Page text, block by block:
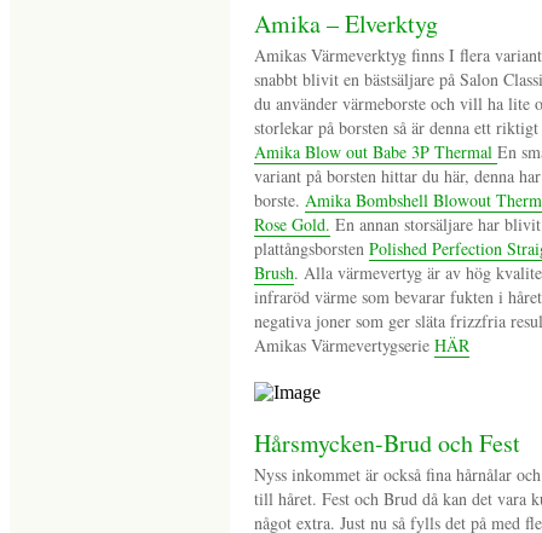
Amika – Elverktyg
Amikas Värmeverktyg finns I flera
snabbt blivit en bästsäljare på Salon
du använder värmeborste och vill ha lite
storlekar på borsten så är denna ett
Amika Blow out Babe 3P Thermal En
variant på borsten hittar du här, denna
borste. Amika Bombshell Blowout
Rose Gold. En annan storsäljare har blivit
plattångsborsten Polished Perfection
Brush. Alla värmevertyg är av hög
infraröd värme som bevarar fukten i
negativa joner som ger släta frizzfria
Amikas Värmevertygserie HÄR
Hårsmycken-Brud och Fest
Nyss inkommet är också fina hårnålar
till håret. Fest och Brud då kan det vara
något extra. Just nu så fylls det på med